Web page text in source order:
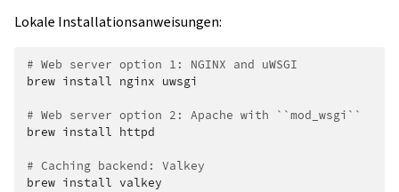
Lokale Installationsanweisungen:
# Web server option 1: NGINX and uWSGI
brew install nginx uwsgi
# Web server option 2: Apache with ``mod_wsgi``
brew install httpd
# Caching backend: Valkey
brew install valkey